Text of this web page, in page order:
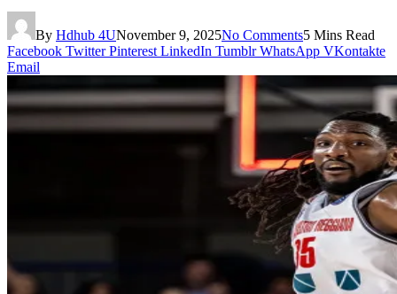
By Hdhub 4UNovember 9, 2025No Comments5 Mins Read
Facebook Twitter Pinterest LinkedIn Tumblr WhatsApp VKontakte
Email